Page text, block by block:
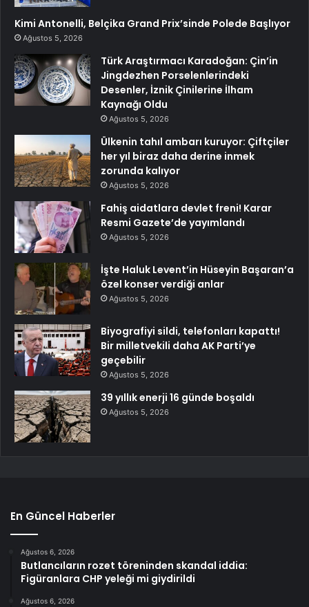
Kimi Antonelli, Belçika Grand Prix’sinde Polede Başlıyor
Ağustos 5, 2026
Türk Araştırmacı Karadoğan: Çin’in
Jingdezhen Porselenlerindeki
Desenler, İznik Çinilerine İlham
Kaynağı Oldu
Ağustos 5, 2026
Ülkenin tahıl ambarı kuruyor: Çiftçiler
her yıl biraz daha derine inmek
zorunda kalıyor
Ağustos 5, 2026
Fahiş aidatlara devlet freni! Karar
Resmi Gazete’de yayımlandı
Ağustos 5, 2026
İşte Haluk Levent’in Hüseyin Başaran’a
özel konser verdiği anlar
Ağustos 5, 2026
Biyografiyi sildi, telefonları kapattı!
Bir milletvekili daha AK Parti’ye
geçebilir
Ağustos 5, 2026
39 yıllık enerji 16 günde boşaldı
Ağustos 5, 2026
En Güncel Haberler
Ağustos 6, 2026
Butlancıların rozet töreninden skandal iddia:
Figüranlara CHP yeleği mi giydirildi
Ağustos 6, 2026